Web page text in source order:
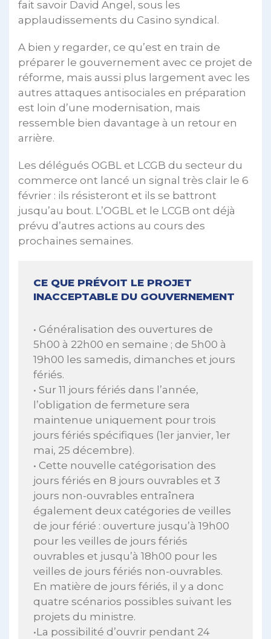
fait savoir David Angel, sous les
applaudissements du Casino syndical.
A bien y regarder, ce qu’est en train de
préparer le gouvernement avec ce projet de
réforme, mais aussi plus largement avec les
autres attaques antisociales en préparation
est loin d’une modernisation, mais
ressemble bien davantage à un retour en
arrière.
Les délégués OGBL et LCGB du secteur du
commerce ont lancé un signal très clair le 6
février : ils résisteront et ils se battront
jusqu’au bout. L’OGBL et le LCGB ont déjà
prévu d’autres actions au cours des
prochaines semaines.
CE QUE PRÉVOIT LE PROJET
INACCEPTABLE DU GOUVERNEMENT
• Généralisation des ouvertures de
5h00 à 22h00 en semaine ; de 5h00 à
19h00 les samedis, dimanches et jours
fériés.
• Sur 11 jours fériés dans l’année,
l’obligation de fermeture sera
maintenue uniquement pour trois
jours fériés spécifiques (1er janvier, 1er
mai, 25 décembre).
• Cette nouvelle catégorisation des
jours fériés en 8 jours ouvrables et 3
jours non-ouvrables entraînera
également deux catégories de veilles
de jour férié : ouverture jusqu’à 19h00
pour les veilles de jours fériés
ouvrables et jusqu’à 18h00 pour les
veilles de jours fériés non-ouvrables.
En matière de jours fériés, il y a donc
quatre scénarios possibles suivant les
projets du ministre.
•La possibilité d’ouvrir pendant 24